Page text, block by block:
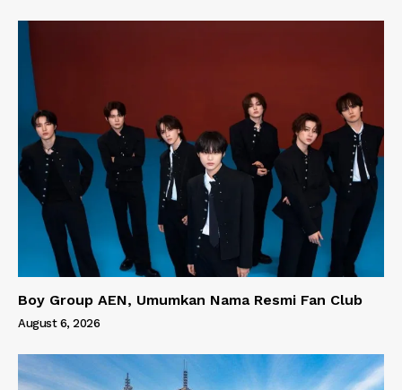
Boy Group AEN, Umumkan Nama Resmi Fan Club
August 6, 2026